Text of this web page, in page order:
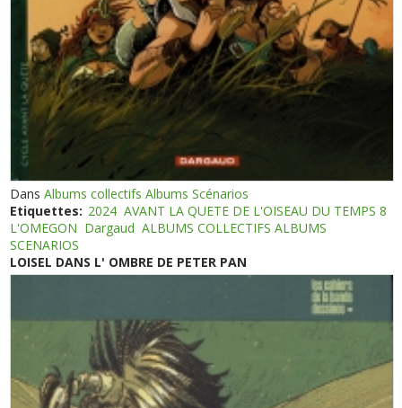
DansAlbums collectifs Albums Scénarios
Etiquettes: 2024 AVANT LA QUETE DE L'OISEAU DU TEMPS 8
L'OMEGON Dargaud ALBUMS COLLECTIFS ALBUMS
SCENARIOS
LOISEL DANS L' OMBRE DE PETER PAN